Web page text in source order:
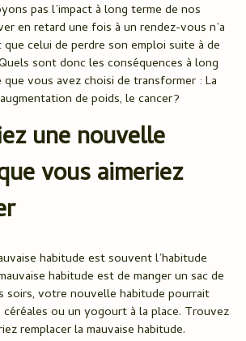
pas l’impact à long terme de nos
en retard une fois à un rendez-vous n’a
que celui de perdre son emploi suite à de
sont donc les conséquences à long
que vous avez choisi de transformer : La
de poids, le cancer?
une nouvelle
vous aimeriez
habitude est souvent l’habitude
habitude est de manger un sac de
soirs, votre nouvelle habitude pourrait
ou un yogourt à la place. Trouvez
remplacer la mauvaise habitude.